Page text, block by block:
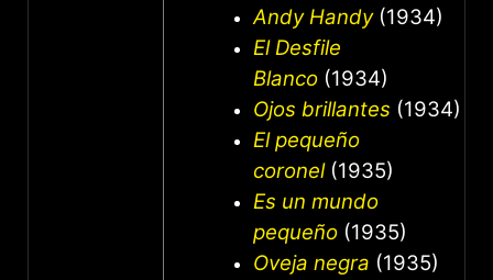
Andy Handy(1934)
El Desfile
Blanco (1934)
Ojos brillantes (1934)
El pequeño
coronel(1935)
Es un mundo
pequeño (1935)
Oveja negra (1935)